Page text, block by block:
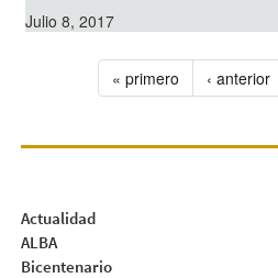
Julio 8, 2017
« primero ‹ anterior
Actualidad
ALBA
Bicentenario